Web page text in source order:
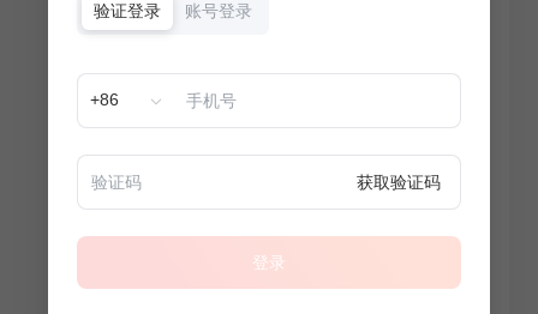
验证登录 账号登录
+86
获取验证码
登录